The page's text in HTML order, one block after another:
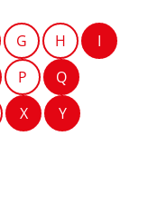
G H
I
P
Q
X
Y